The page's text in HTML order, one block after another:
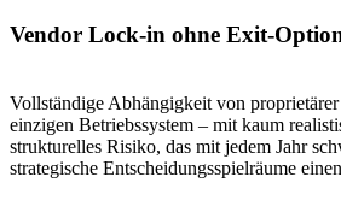
Vendor Lock-in ohne Exit-
Vollständige Abhängigkeit von
einzigen Betriebssystem – mit kaum
strukturelles Risiko, das mit jedem Jahr
strategische Entscheidungsspielräume